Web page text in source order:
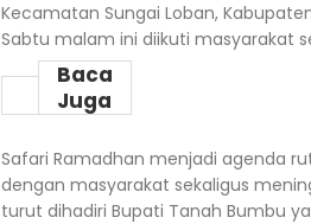
Kecamatan Sungai Loban,
Sabtu malam ini diikuti masyarakat
Baca
Juga
Safari Ramadhan menjadi agenda
dengan masyarakat sekaligus
turut dihadiri Bupati Tanah Bumbu